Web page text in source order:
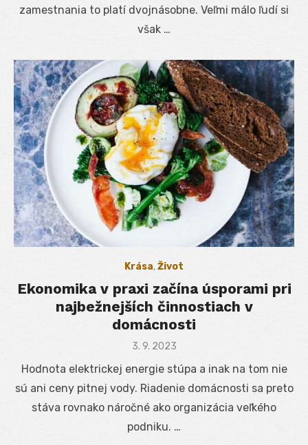
zamestnania to platí dvojnásobne. Veľmi málo ľudí si
však …
Krása,Život
Ekonomika v praxi začína úsporami pri
najbežnejších činnostiach v
domácnosti
Posted
3. 9. 2023
Hodnota elektrickej energie stúpa a inak na tom nie
sú ani ceny pitnej vody. Riadenie domácnosti sa preto
stáva rovnako náročné ako organizácia veľkého
podniku. …